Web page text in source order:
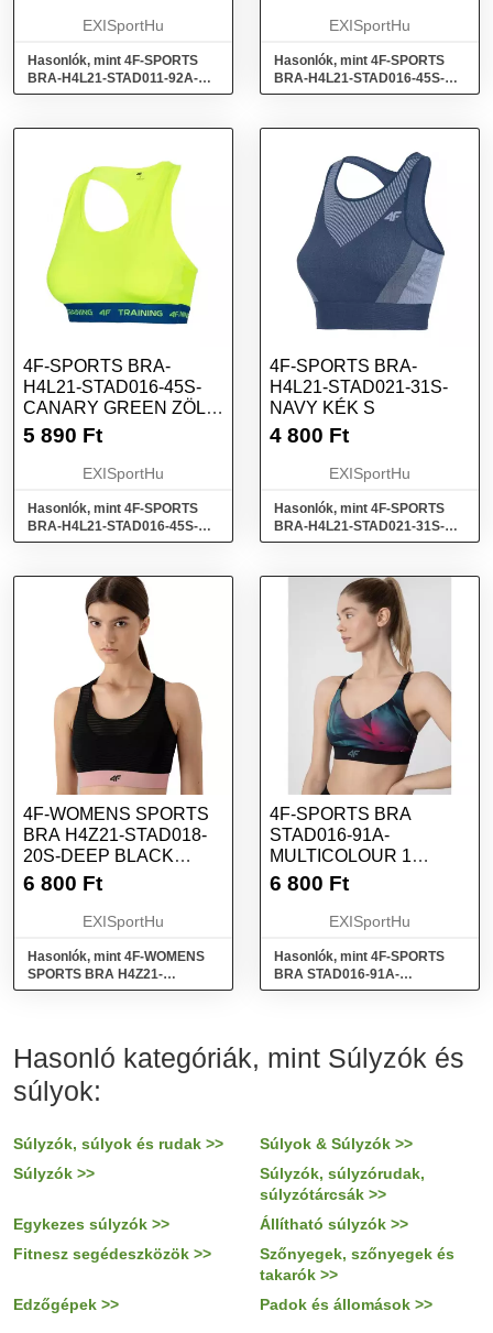
EXISportHu
Hasonlók, mint 4F-SPORTS
BRA-H4L21-STAD011-92A-
MULTICOLOUR 2 ALLOVER
EXISportHu
Hasonlók, mint 4F-SPORTS
BRA-H4L21-STAD016-45S-
CANARY GREEN Zöld S
4F-SPORTS BRA-
H4L21-STAD016-45S-
CANARY GREEN ZÖLD
XS
5 890 Ft
EXISportHu
Hasonlók, mint 4F-SPORTS
BRA-H4L21-STAD016-45S-
CANARY GREEN Zöld XS
4F-SPORTS BRA-
H4L21-STAD021-31S-
NAVY KÉK S
4 800 Ft
EXISportHu
Hasonlók, mint 4F-SPORTS
BRA-H4L21-STAD021-31S-
NAVY Kék S
4F-WOMENS SPORTS
BRA H4Z21-STAD018-
20S-DEEP BLACK
FEKETE S
6 800 Ft
EXISportHu
Hasonlók, mint 4F-WOMENS
SPORTS BRA H4Z21-
STAD018-20S-DEEP BLACK
4F-SPORTS BRA
STAD016-91A-
MULTICOLOUR 1
ALLOVER KEVERD
6 800 Ft
EXISportHu
Hasonlók, mint 4F-SPORTS
BRA STAD016-91A-
MULTICOLOUR 1 ALLOVER
Hasonló kategóriák, mint Súlyzók és
súlyok:
Súlyzók, súlyok és rudak >>
Súlyok & Súlyzók >>
Súlyzók >>
Súlyzók, súlyzórudak,
súlyzótárcsák >>
Egykezes súlyzók >>
Állítható súlyzók >>
Fitnesz segédeszközök >>
Szőnyegek, szőnyegek és
takarók >>
Edzőgépek >>
Padok és állomások >>